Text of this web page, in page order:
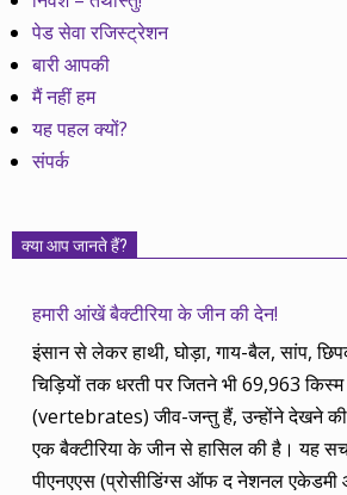
पेड सेवा रजिस्ट्रेशन
बारी आपकी
मैं नहीं हम
यह पहल क्यों?
संपर्क
क्या आप जानते हैं?
हमारी आंखें बैक्टीरिया के जीन की देन!
इंसान से लेकर हाथी, घोड़ा, गाय-बैल, सांप,
चिड़ियों तक धरती पर जितने भी 69,963
(vertebrates) जीव-जन्तु हैं, उन्होंने देखने की
एक बैक्टीरिया के जीन से हासिल की है। यह
पीएनएएस (प्रोसीडिंग्स ऑफ द नेशनल